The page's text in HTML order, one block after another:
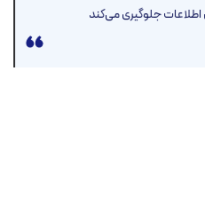
اطلاعات جلوگیری می‌کند